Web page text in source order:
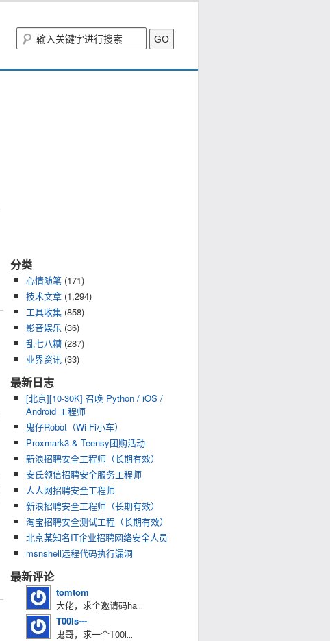
分类
心情随笔 (171)
技术文章 (1,294)
工具收集 (858)
影音娱乐 (36)
乱七八糟 (287)
业界资讯 (33)
最新日志
[北京][10-30K] 召唤 Python / iOS /
Android 工程师
鬼仔Robot（Wi-Fi小车）
Proxmark3 & Teensy团购活动
新浪招聘安全工程师（长期有效）
安氏领信招聘安全服务工程师
人人网招聘安全工程师
新浪招聘安全工程师（长期有效）
淘宝招聘安全测试工程（长期有效）
北京某知名IT企业招聘网络安全人员
msnshell远程代码执行漏洞
最新评论
tomtom
大佬，求个邀请码ha...
T00ls---
鬼哥，求一个T00l...